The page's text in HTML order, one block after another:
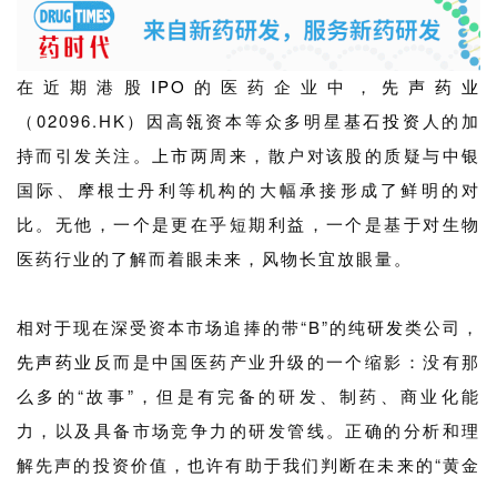
在近期港股 IPO 的医药企业中， 先声药业
（02096.HK）因高瓴资本等众多明星 基石投资 人的加
持而引发关注。
上市两周来，散户对该股的质疑与中银
国际、摩根士丹利等机构的大幅承接形成了鲜明的对
比。无他，一个是更在乎短期利益，一个是基于对生物
医药行业的了解而着眼未来，风物长宜放眼量。
相对于现在深受资本市场追捧的带“B”的纯研发类公司，
先声药业 反而是中国医药产业升级的一个缩影：没有那
么多的“故事”，但是有完备的研发、制药、商业化能
力，以及具备市场竞争力的研发管线。正确的分析和理
解先声的投资价值，也许有助于我们判断在未来的“黄金